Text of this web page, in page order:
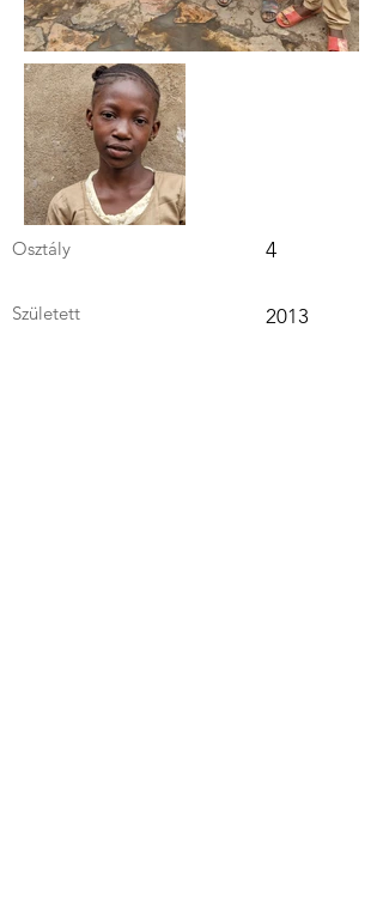
Osztály 4
Született 2013